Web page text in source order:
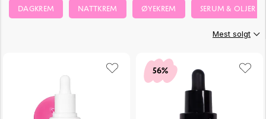
DAGKREM NATTKREM ØYEKREM SERUM & OLJER
Mest solgt
56%